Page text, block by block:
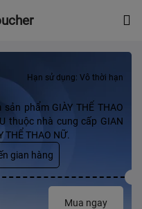
Hạn sử dụng: Vô thời hạn
phẩm GIÀY THỂ THAO
thuộc nhà cung cấp GIAN
THỂ THAO NỮ.
gian hàng
Mua ngay